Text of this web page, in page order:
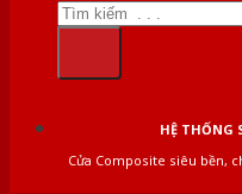
HỆ THỐNG
Cửa Composite siêu bền,